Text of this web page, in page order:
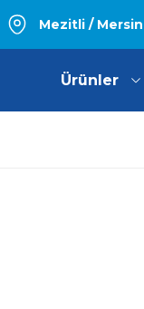
Mezitli / Mersin
Ürünler